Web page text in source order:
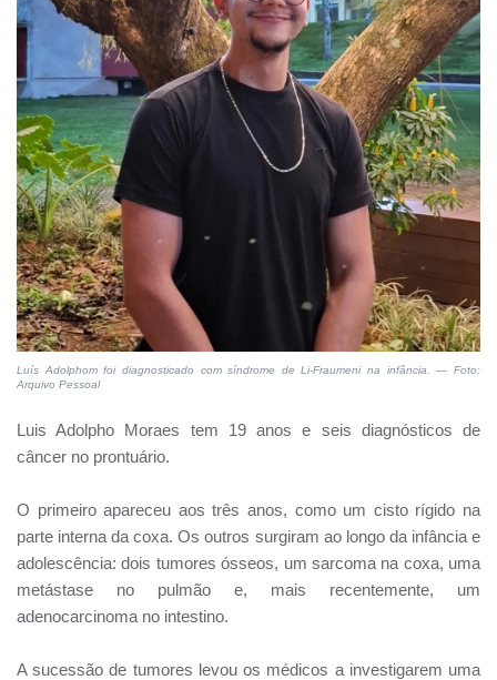
Luís Adolphom foi diagnosticado com síndrome de Li-Fraumeni na infância. — Foto:
Arquivo Pessoal
Luis Adolpho Moraes tem 19 anos e seis diagnósticos de
câncer no prontuário.
O primeiro apareceu aos três anos, como um cisto rígido na
parte interna da coxa. Os outros surgiram ao longo da infância e
adolescência: dois tumores ósseos, um sarcoma na coxa, uma
metástase no pulmão e, mais recentemente, um
adenocarcinoma no intestino.
A sucessão de tumores levou os médicos a investigarem uma